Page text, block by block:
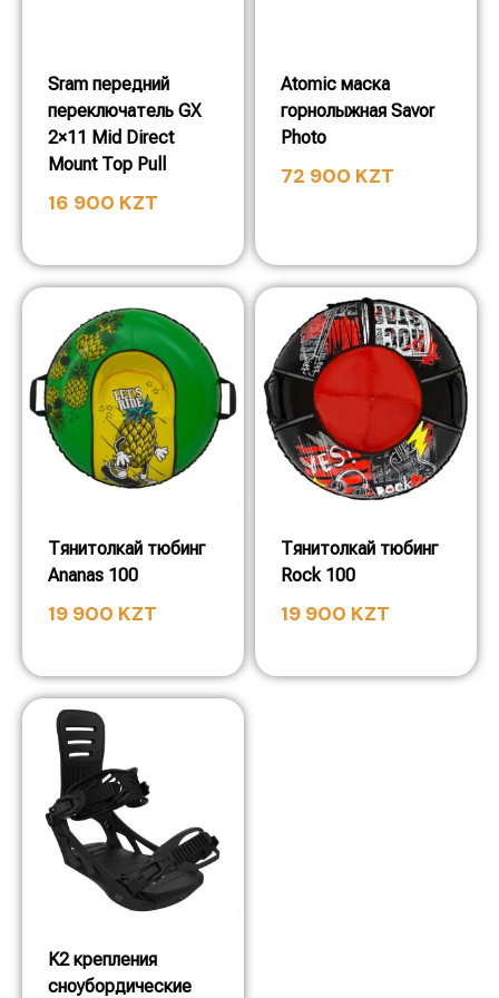
Sram передний
переключатель GX
2×11 Mid Direct
Mount Top Pull
16 900 KZT
Atomic маска
горнолыжная Savor
Photo
72 900 KZT
Тянитолкай тюбинг
Ananas 100
19 900 KZT
Тянитолкай тюбинг
Rock 100
19 900 KZT
K2 крепления
сноубордические